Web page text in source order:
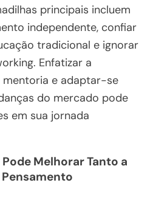
principais incluem
independente, confiar
tradicional e ignorar
Enfatizar a
mentoria e adaptar-se
do mercado pode
em sua jornada
Melhorar Tanto a